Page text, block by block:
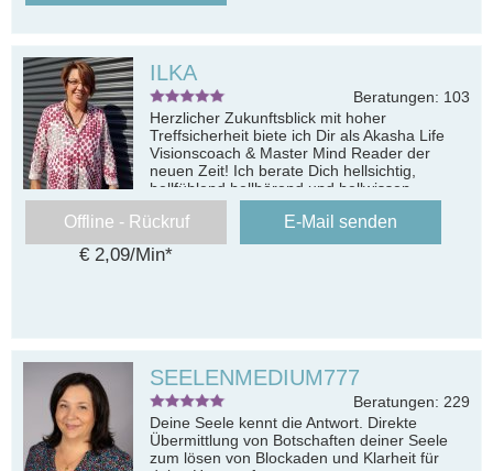
ILKA
Beratungen: 103
Herzlicher Zukunftsblick mit hoher
Treffsicherheit biete ich Dir als Akasha Life
Visionscoach & Master Mind Reader der
neuen Zeit! Ich berate Dich hellsichtig,
hellfühlend,hellhörend und hellwissen
Offline - Rückruf
€ 2,09/Min*
E-Mail senden
SEELENMEDIUM777
Beratungen: 229
Deine Seele kennt die Antwort. Direkte
Übermittlung von Botschaften deiner Seele
zum lösen von Blockaden und Klarheit für